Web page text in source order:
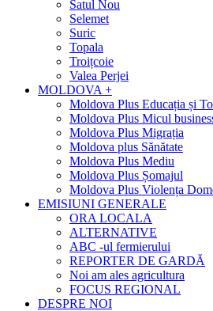
Satul Nou
Selemet
Suric
Topala
Troițcoie
Valea Perjei
MOLDOVA +
Moldova Plus Educația și
Moldova Plus Micul
Moldova Plus Migrația
Moldova plus Sănătate
Moldova Plus Mediu
Moldova Plus Șomajul
Moldova Plus Violența
EMISIUNI GENERALE
ORA LOCALA
ALTERNATIVE
ABC -ul fermierului
REPORTER DE GARDĂ
Noi am ales agricultura
FOCUS REGIONAL
DESPRE NOI